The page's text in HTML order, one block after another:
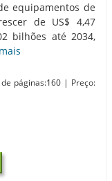
equipamentos de
de US$ 4,47
bilhões até 2034,
páginas:160 | Preço: